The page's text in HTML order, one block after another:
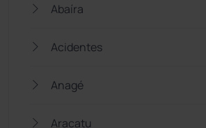
Abaíra
Acidentes
Anagé
Aracatu